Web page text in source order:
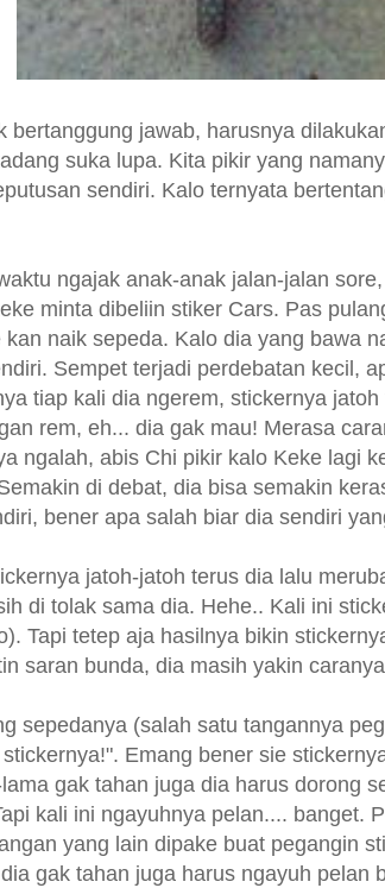
bertanggung jawab, harusnya
suka lupa. Kita pikir yang
sendiri. Kalo ternyata
ngajak anak-anak jalan-jalan
minta dibeliin stiker Cars. Pas
naik sepeda. Kalo dia yang bawa
Sempet terjadi perdebatan kecil,
tiap kali dia ngerem, stickernya
rem, eh... dia gak mau! Merasa
ngalah, abis Chi pikir kalo Keke lagi
di debat, dia bisa semakin
bener apa salah biar dia sendiri
jatoh-jatoh terus dia lalu
di tolak sama dia. Hehe.. Kali ini
Tapi tetep aja hasilnya bikin
saran bunda, dia masih yakin
sepedanya (salah satu tangannya
Emang bener sie
gak tahan juga dia harus dorong
kali ini ngayuhnya pelan.... banget.
yang lain dipake buat pegangin
gak tahan juga harus ngayuh pelan